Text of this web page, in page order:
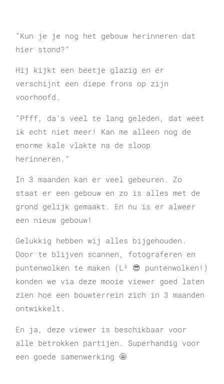
“Kun je je nog het gebouw herinneren dat
hier stond?”
Hij kijkt een beetje glazig en er
verschijnt een diepe frons op zijn
voorhoofd.
“Pfff, da’s veel te lang geleden, dat weet
ik echt niet meer! Kan me alleen nog de
enorme kale vlakte na de sloop
herinneren.”
In 3 maanden kan er veel gebeuren. Zo
staat er een gebouw en zo is alles met de
grond gelijk gemaakt. En nu is er alweer
een nieuw gebouw!
Gelukkig hebben wij alles bijgehouden.
Door te blijven scannen, fotograferen en
puntenwolken te maken (L² 😎 puntenwolken!)
konden we via deze mooie viewer goed laten
zien hoe een bouwterrein zich in 3 maanden
ontwikkelt.
En ja, deze viewer is beschikbaar voor
alle betrokken partijen. Superhandig voor
een goede samenwerking 🤩